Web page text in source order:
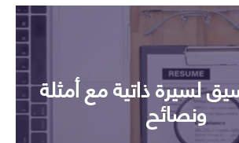
ذاتية مع أمثلة
ونصائح